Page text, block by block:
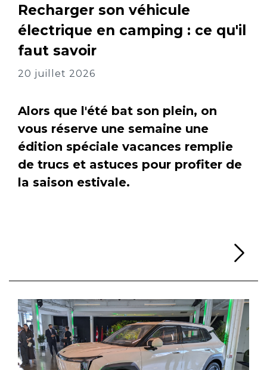
Recharger son véhicule
électrique en camping : ce qu'il
faut savoir
20 juillet 2026
Alors que l'été bat son plein, on
vous réserve une semaine une
édition spéciale vacances remplie
de trucs et astuces pour profiter de
la saison estivale.